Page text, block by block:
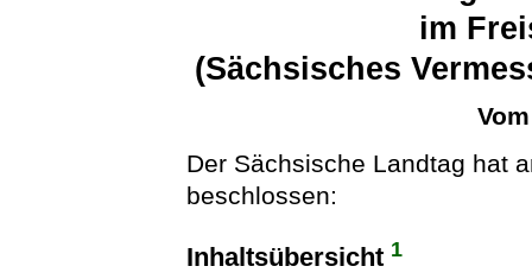
im
(Sächsisches
Der Sächsische Landtag hat
beschlossen:
Inhaltsübersicht 1